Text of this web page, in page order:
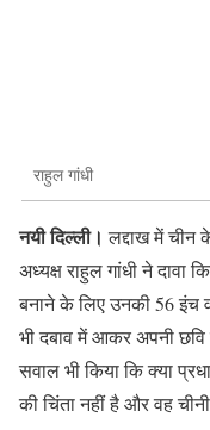
राहुल गांधी
नयी दिल्ली। लद्दाख में चीन
अध्यक्ष राहुल गांधी ने दावा
बनाने के लिए उनकी 56 इंच
भी दबाव में आकर अपनी
सवाल भी किया कि क्या
की चिंता नहीं है और वह